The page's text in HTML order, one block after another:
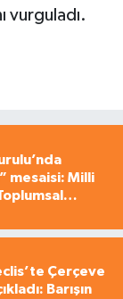
vurguladı.
mesaisi: Milli
Çerçeve
Barışın